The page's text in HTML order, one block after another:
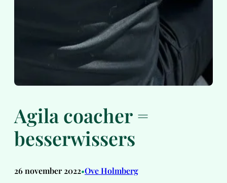
Agila coacher =
besserwissers
26 november 2022•Ove Holmberg